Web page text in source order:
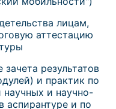
лицам,
аттестацию
результатов
и практик по
и научно-
аспирантуре и по